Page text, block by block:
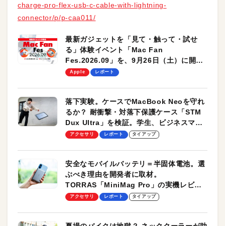
charge-pro-flex-usb-c-cable-with-lightning-
connector/p/p-caa011/
最新ガジェットを「見て・触って・試せ
る」体験イベント「Mac Fan
Fes.2026.09」を、9月26日（土）に開催
します！
Apple レポート
落下実験。ケースでMacBook Neoを守れ
るか？ 耐衝撃・対落下保護ケース「STM
Dux Ultra」を検証。学生、ビジネスマン
のモバイルユースに最適！
アクセサリ レポート タイアップ
安全なモバイルバッテリ＝半固体電池。選
ぶべき理由を開発者に取材。
TORRAS「MiniMag Pro」の実機レビュ
ーも
アクセサリ レポート タイアップ